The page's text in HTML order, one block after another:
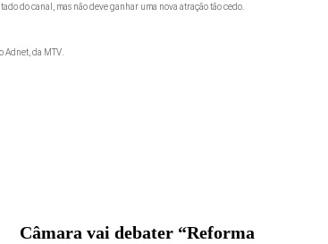
do canal, mas não deve ganhar uma nova atração tão cedo.
Adnet, da MTV.
Câmara vai debater “Reforma